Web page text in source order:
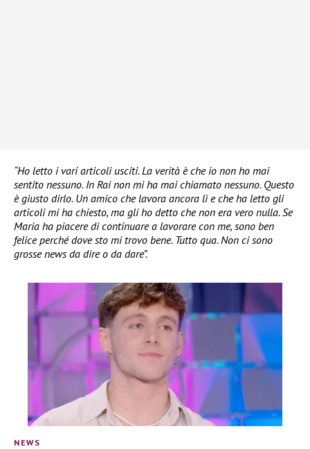
“Ho letto i vari articoli usciti. La verità è che io non ho mai
sentito nessuno. In Rai non mi ha mai chiamato nessuno. Questo
è giusto dirlo. Un amico che lavora ancora lì e che ha letto gli
articoli mi ha chiesto, ma gli ho detto che non era vero nulla. Se
Maria ha piacere di continuare a lavorare con me, sono ben
felice perché dove sto mi trovo bene. Tutto qua. Non ci sono
grosse news da dire o da dare”.
NEWS